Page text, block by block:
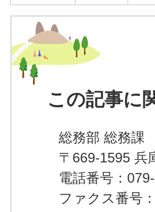
この記事に
総務部 総務課
〒669-1595 兵
電話番号：
ファクス番号